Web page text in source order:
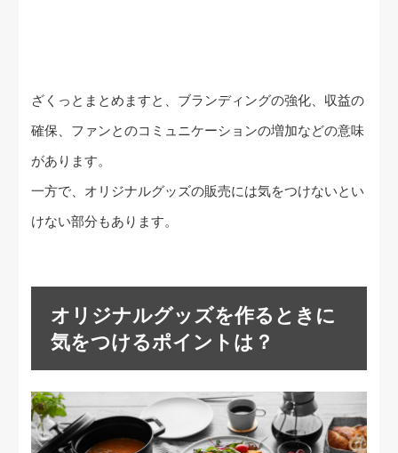
ざくっとまとめますと、ブランディングの強化、収益の
確保、ファンとのコミュニケーションの増加などの意味
があります。
一方で、オリジナルグッズの販売には気をつけないとい
けない部分もあります。
オリジナルグッズを作るときに
気をつけるポイントは？